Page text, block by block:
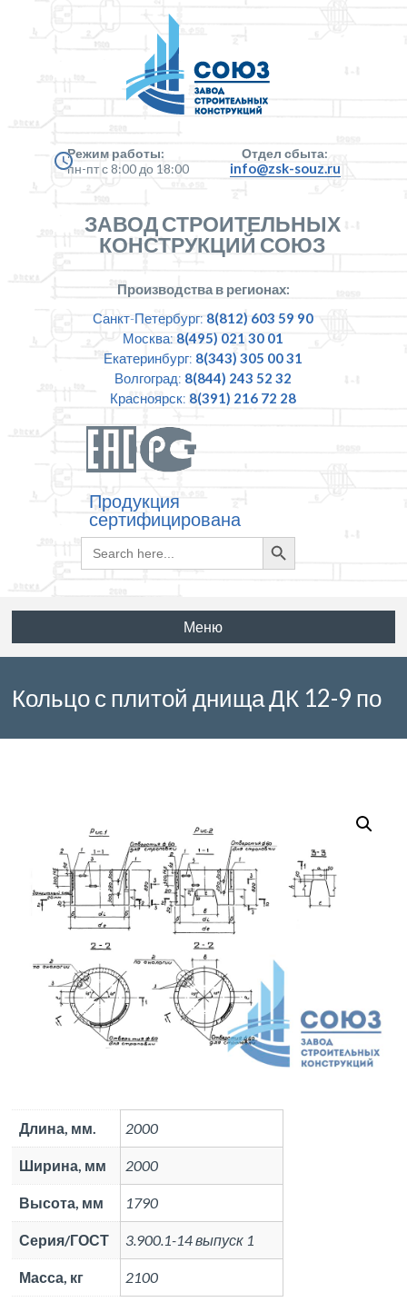
Режим работы:
пн-пт с 8:00 до 18:00
Отдел сбыта:
info@zsk-souz.ru
ЗАВОД СТРОИТЕЛЬНЫХ
КОНСТРУКЦИЙ СОЮЗ
Производства в регионах:
Санкт-Петербург: 8(812) 603 59 90
Москва: 8(495) 021 30 01
Екатеринбург: 8(343) 305 00 31
Волгоград: 8(844) 243 52 32
Красноярск: 8(391) 216 72 28
Продукция
сертифицирована
Search
for:
Search
Button
Меню
Кольцо с плитой днища ДК 12-9 по
Длина, мм. 2000
Ширина, мм 2000
Высота, мм 1790
Серия/ГОСТ 3.900.1-14 выпуск 1
Масса, кг 2100